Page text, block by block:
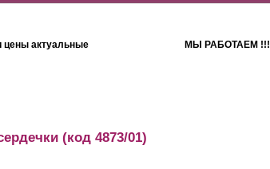
цены актуальные МЫ РАБОТАЕМ !!!
(код 4873/01)